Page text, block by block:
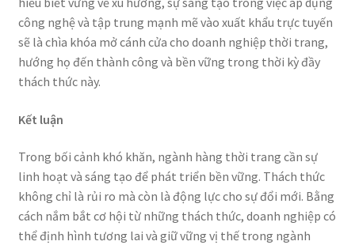
công nghệ và tập trung mạnh mẽ vào xuất khẩu trực tuyến
sẽ là chìa khóa mở cánh cửa cho doanh nghiệp thời trang,
hướng họ đến thành công và bền vững trong thời kỳ đầy
thách thức này.
Kết luận
Trong bối cảnh khó khăn, ngành hàng thời trang cần sự
linh hoạt và sáng tạo để phát triển bền vững. Thách thức
không chỉ là rủi ro mà còn là động lực cho sự đổi mới. Bằng
cách nắm bắt cơ hội từ những thách thức, doanh nghiệp có
thể định hình tương lai và giữ vững vị thế trong ngành